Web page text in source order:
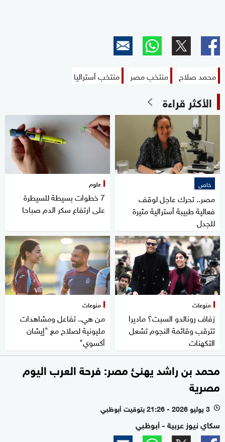
محمد صلاح منتخب مصر منتخب أستراليا
الأكثر قراءة
خاص
مصر.. تحرك عاجل لوقف
فعالية طبيبة أسترالية مثيرة
للجدل
علوم
7 خطوات بسيطة للسيطرة
على ارتفاع سكر الدم صباحا
منوعات
زفاف رونالدو السبت؟ ماديرا
تترقب وقائمة النجوم تشعل
التكهنات
منوعات
من هي.. تفاعل ومشاهدات
مليونية لصلاح مع "إيشان
أكسوي"
محمد بن راشد يهنئ مصر: فرحة العرب اليوم
مصرية
l 3 يوليو 2026 - 21:26 بتوقيت أبوظبي
سكاي نيوز عربية - أبوظبي